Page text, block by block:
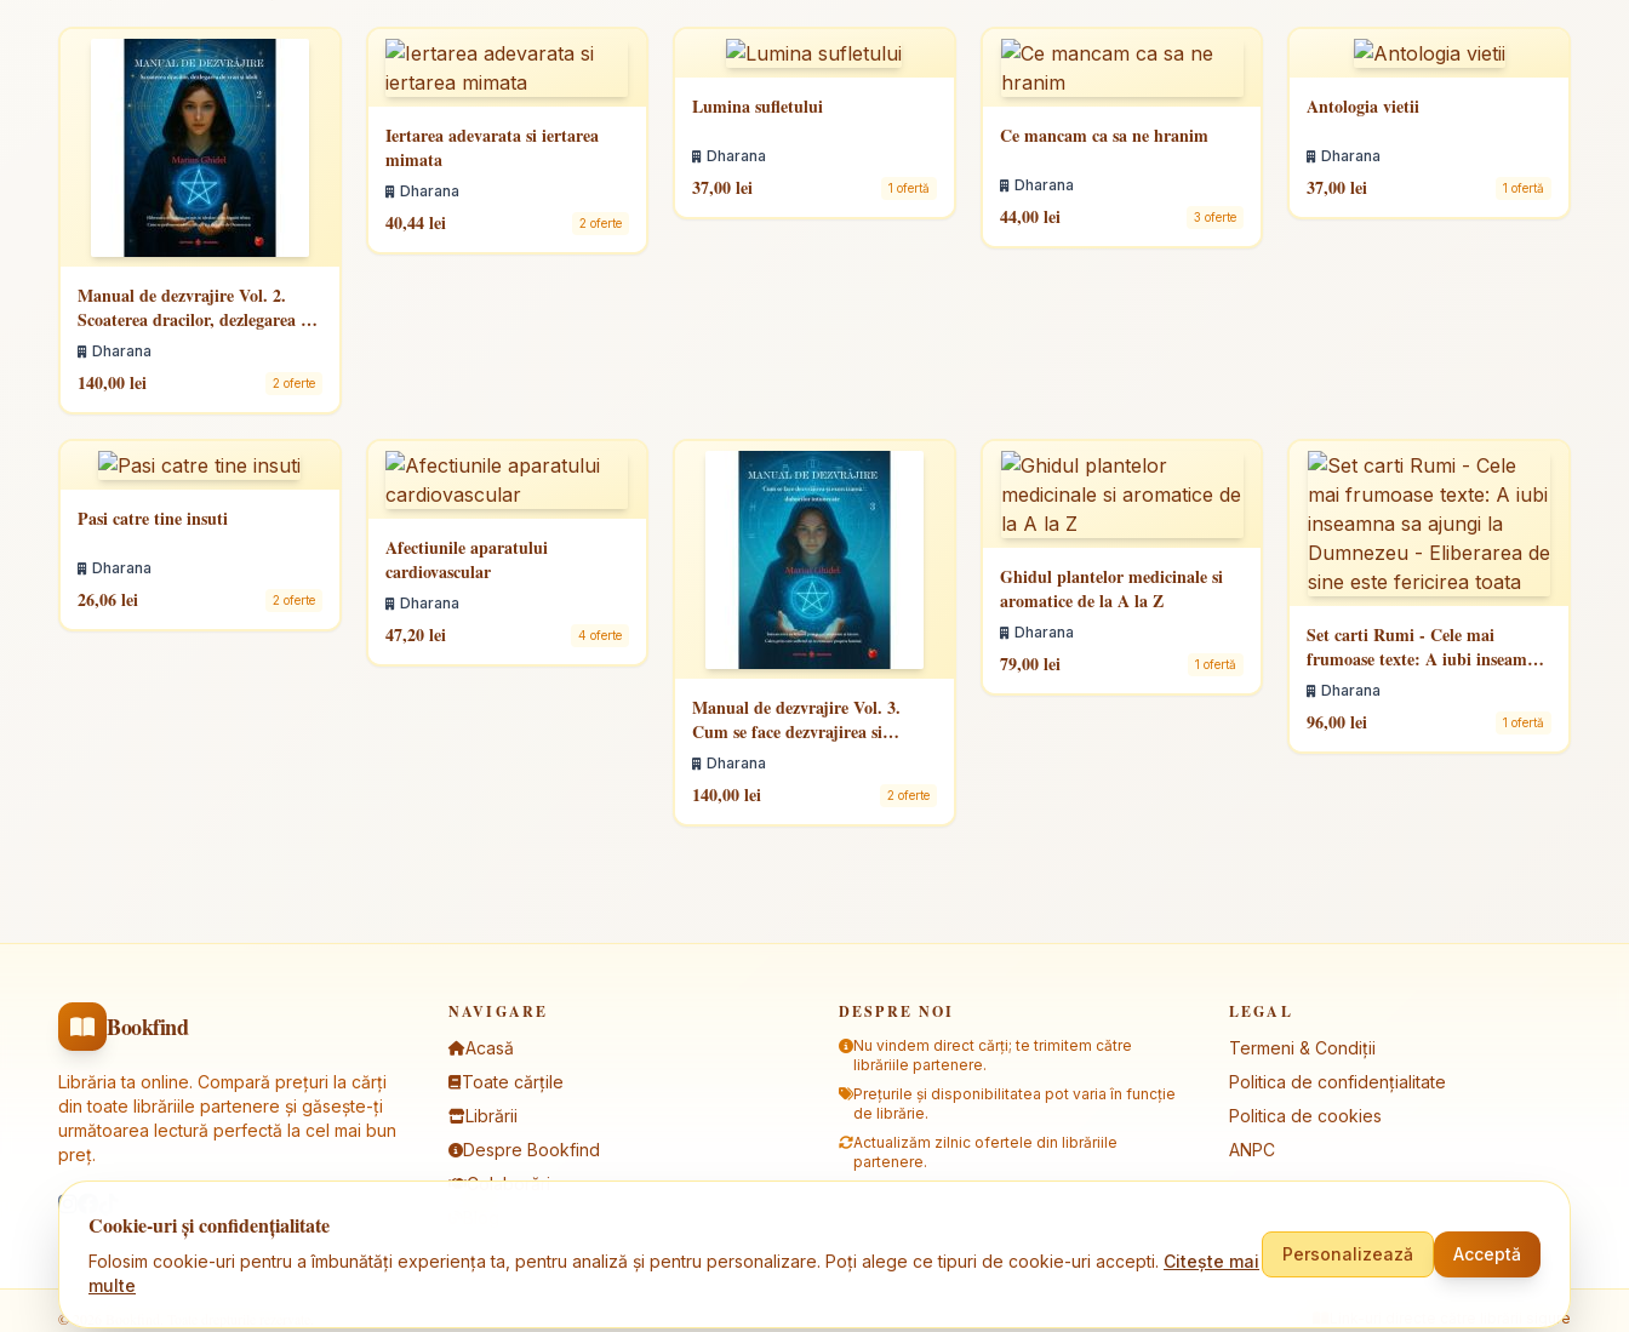
Manual de dezvrajire Vol. 2.
Scoaterea dracilor, dezlegarea de
vraji si idoli
Dharana
140,00 lei 2 oferte
Iertarea adevarata si iertarea
mimata
Dharana
40,44 lei 2 oferte
Lumina sufletului
Dharana
37,00 lei 1 ofertă
Ce mancam ca sa ne hranim
Dharana
44,00 lei 3 oferte
Antologia vietii
Dharana
37,00 lei 1 ofertă
Pasi catre tine insuti
Dharana
26,06 lei 2 oferte
Afectiunile aparatului
cardiovascular
Dharana
47,20 lei 4 oferte
Manual de dezvrajire Vol. 3.
Cum se face dezvrajirea si
exorcizarea duhurilor
Dharana
140,00 lei 2 oferte
Ghidul plantelor medicinale si
aromatice de la A la Z
Dharana
79,00 lei 1 ofertă
Set carti Rumi - Cele mai
frumoase texte: A iubi inseamna
sa ajungi la Dumnezeu -
toata
Dharana
96,00 lei 1 ofertă
Bookfind
Librăria ta online. Compară prețuri la cărți
din toate librăriile partenere și găsește-ți
următoarea lectură perfectă la cel mai bun
preț.
NAVIGARE
Acasă
Toate cărțile
Librării
Despre Bookfind
Colaborări
DESPRE NOI
Nu vindem direct cărți; te trimitem către
librăriile partenere.
Prețurile și disponibilitatea pot varia în funcție
de librărie.
Actualizăm zilnic ofertele din librăriile
partenere.
LEGAL
Termeni & Condiții
Politica de confidențialitate
Politica de cookies
ANPC
© 2026 Bookfind. Toate drepturile rezervate. Link-uri directe către librării sigure
Cookie-uri și confidențialitate
Folosim cookie-uri pentru a îmbunătăți experiența ta, pentru analiză și pentru personalizare. Poți alege ce tipuri de cookie-uri accepti. Citește mai
multe
Personalizează Acceptă